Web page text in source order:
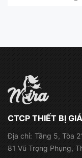
CTCP THIẾT BỊ
Địa chỉ: Tầng 5, Tòa
81 Vũ Trọng Phụng,